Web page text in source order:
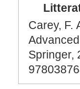
Carey, F.
Springer,